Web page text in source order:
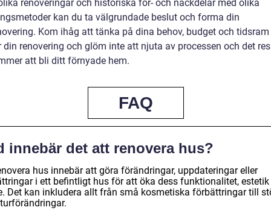
renoveringar och historiska för- och nackdelar med olika
kan du ta välgrundade beslut och forma din
Kom ihåg att tänka på dina behov, budget och
din renovering och glöm inte att njuta av processen och det
att bli ditt förnyade hem.
FAQ
innebär det att renovera hus?
hus innebär att göra förändringar, uppdateringar eller
i ett befintligt hus för att öka dess funktionalitet, estetik
Det kan inkludera allt från små kosmetiska förbättringar till